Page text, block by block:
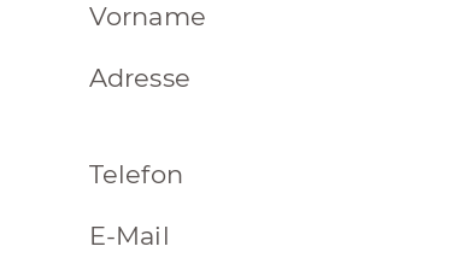
Vorname
Adresse
Telefon
E-Mail